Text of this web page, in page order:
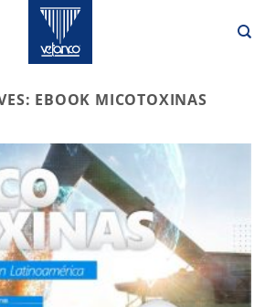
EBOOK MICOTOXINAS